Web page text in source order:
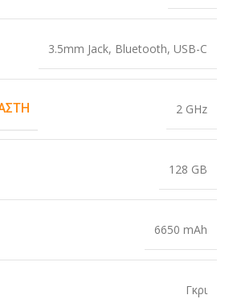
3.5mm Jack, Bluetooth, USB-C
2 GHz
128 GB
6650 mAh
Γκρι